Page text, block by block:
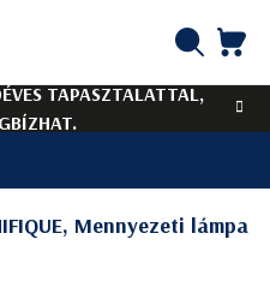
TAPASZTALATTAL,
Mennyezeti lámpa